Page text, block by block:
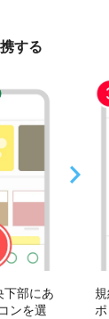
する
下部にあ
ンを選